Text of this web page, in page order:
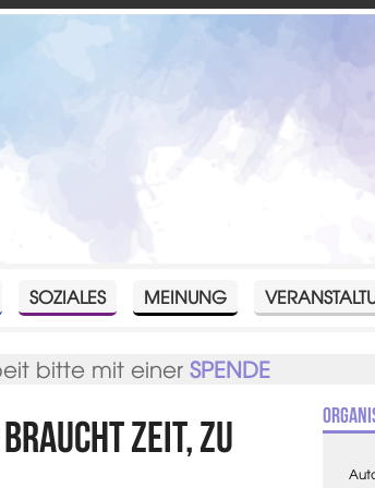
SOZIALES MEINUNG
bitte mit einerSPENDE
Zeit, zu